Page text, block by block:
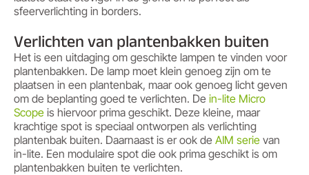
sfeerverlichting in borders.
Verlichten van plantenbakken buiten
Het is een uitdaging om geschikte lampen te vinden voor
plantenbakken. De lamp moet klein genoeg zijn om te
plaatsen in een plantenbak, maar ook genoeg licht geven
om de beplanting goed te verlichten. De in-lite Micro
Scope is hiervoor prima geschikt. Deze kleine, maar
krachtige spot is speciaal ontworpen als verlichting
plantenbak buiten. Daarnaast is er ook de AIM serie van
in-lite. Een modulaire spot die ook prima geschikt is om
plantenbakken buiten te verlichten.